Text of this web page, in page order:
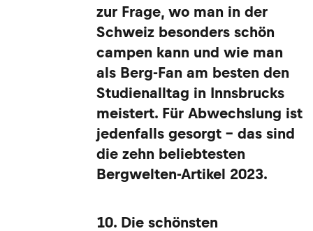
zur Frage, wo man in der
Schweiz besonders schön
campen kann und wie man
als Berg-Fan am besten den
Studienalltag in Innsbrucks
meistert. Für Abwechslung ist
jedenfalls gesorgt – das sind
die zehn beliebtesten
Bergwelten-Artikel 2023.
10. Die schönsten